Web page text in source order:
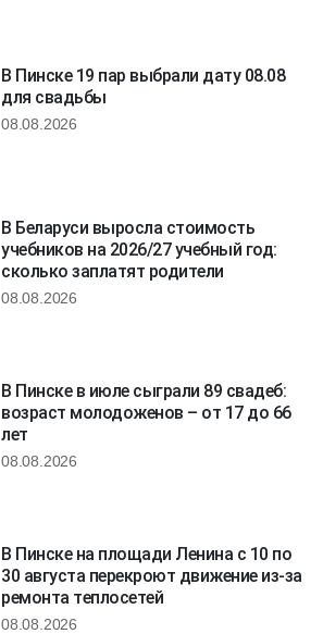
В Пинске 19 пар выбрали дату 08.08
для свадьбы
08.08.2026
В Беларуси выросла стоимость
учебников на 2026/27 учебный год:
сколько заплатят родители
08.08.2026
В Пинске в июле сыграли 89 свадеб:
возраст молодоженов – от 17 до 66
лет
08.08.2026
В Пинске на площади Ленина с 10 по
30 августа перекроют движение из-за
ремонта теплосетей
08.08.2026